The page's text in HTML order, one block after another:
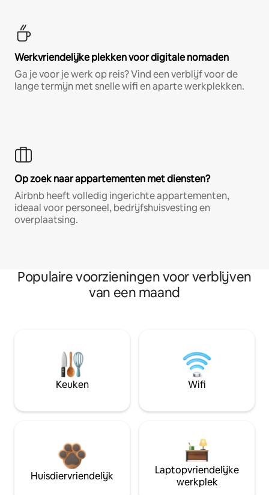
Werkvriendelijke plekken voor digitale nomaden
Ga je voor je werk op reis? Vind een verblijf voor de
lange termijn met snelle wifi en aparte werkplekken.
Op zoek naar appartementen met diensten?
Airbnb heeft volledig ingerichte appartementen,
ideaal voor personeel, bedrijfshuisvesting en
overplaatsing.
Populaire voorzieningen voor verblijven
van een maand
Keuken Wifi
Huisdiervriendelijk
Laptopvriendelijke
werkplek